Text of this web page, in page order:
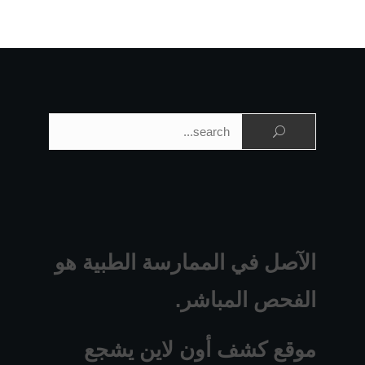
الآصل في الممارسة الطبية هو
الفحص المباشر.
موقع كشف أون لاين يشجع